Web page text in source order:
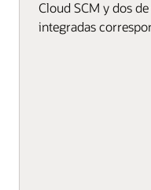
Cloud SCM y dos
integradas